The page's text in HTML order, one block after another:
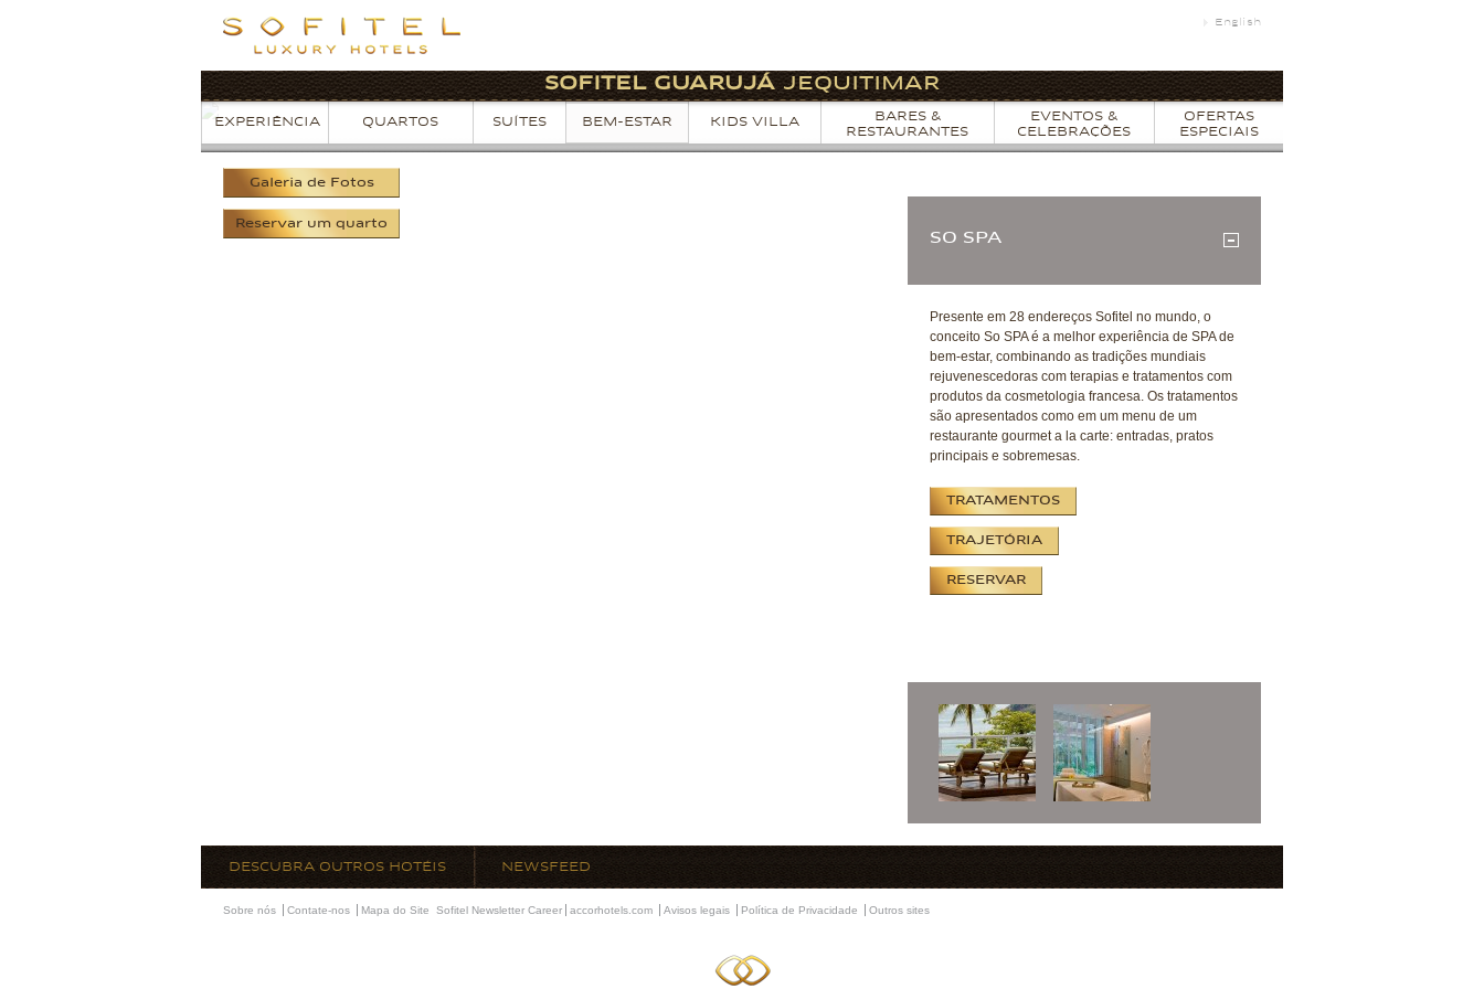
English
SOFITEL GUARUJÁJEQUITIMAR
EXPERIÊNCIA QUARTOS SUÍTES BEM-ESTAR KIDS VILLA
BARES &
RESTAURANTES
EVENTOS &
CELEBRAÇÕES
OFERTAS
ESPECIAIS
SO SPA
Presente em 28 endereços Sofitel no mundo, o
conceito So SPA é a melhor experiência de SPA de
bem-estar, combinando as tradições mundiais
rejuvenescedoras com terapias e tratamentos com
produtos da cosmetologia francesa. Os tratamentos
são apresentados como em um menu de um
restaurante gourmet a la carte: entradas, pratos
principais e sobremesas.
TRATAMENTOS
TRAJETÓRIA
RESERVAR
Galeria de Fotos
Reservar um quarto
DESCUBRA OUTROS HOTÉIS NEWSFEED
Sobre nós Contate-nos Mapa do Site Sofitel Newsletter Career accorhotels.com Avisos legais Política de Privacidade Outros sites